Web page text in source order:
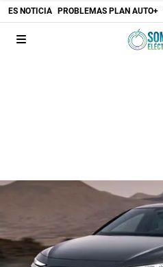
ES NOTICIA PROBLEMAS PLAN AUTO+